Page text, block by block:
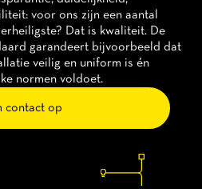
voor ons zijn een aantal
Dat is kwaliteit. De
garandeert bijvoorbeeld dat
veilig en uniform is én
normen voldoet.
contact op